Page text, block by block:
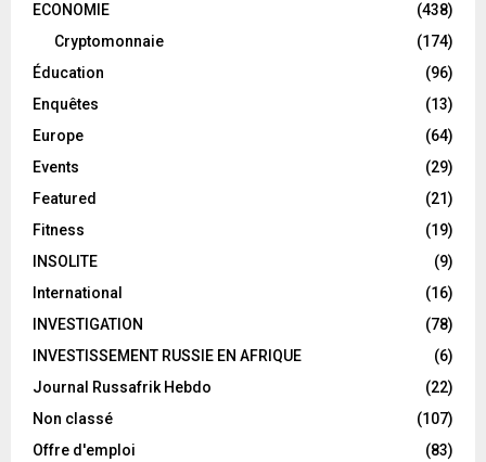
ECONOMIE
(438)
Cryptomonnaie
(174)
Éducation
(96)
Enquêtes
(13)
Europe
(64)
Events
(29)
Featured
(21)
Fitness
(19)
INSOLITE
(9)
International
(16)
INVESTIGATION
(78)
INVESTISSEMENT RUSSIE EN AFRIQUE
(6)
Journal Russafrik Hebdo
(22)
Non classé
(107)
Offre d'emploi
(83)